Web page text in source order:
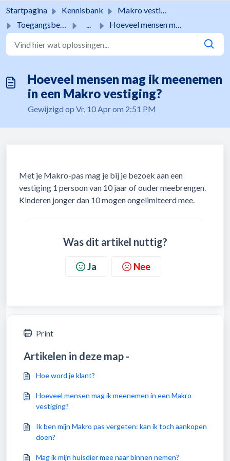
Startpagina Kennisbank
Makro vestigingen
Toegangsbeleid
... Hoeveel mensen mag ik meenemen in een Makro vestiging?
Hoeveel mensen mag ik meenemen
in een Makro vestiging?
Gewijzigd op Vr, 10 Apr om 2:51 PM
Met je Makro-pas mag je bij je bezoek aan een
vestiging 1 persoon van 10 jaar of ouder meebrengen.
Kinderen jonger dan 10 mogen ongelimiteerd mee.
Was dit artikel nuttig?
Ja Nee
Print
Artikelen in deze map -
Hoe word je klant?
Hoeveel mensen mag ik meenemen in een Makro
vestiging?
Ik ben mijn Makro pas vergeten: kan ik toch aankopen
doen?
Mag ik mijn huisdier mee naar binnen nemen?